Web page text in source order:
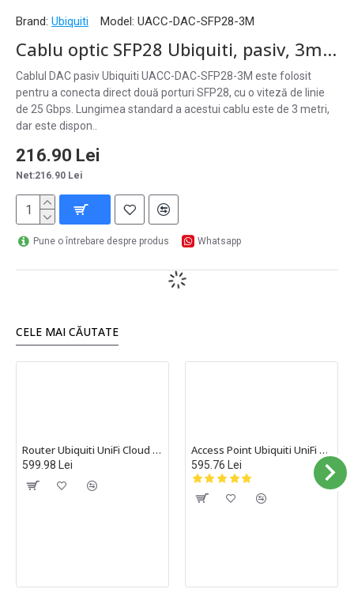
Brand: Ubiquiti Model: UACC-DAC-SFP28-3M
Cablu optic SFP28 Ubiquiti, pasiv, 3m, negru - UACC-DAC-SFP28-3M
Cablul DAC pasiv Ubiquiti UACC-DAC-SFP28-3M este folosit
pentru a conecta direct două porturi SFP28, cu o viteză de linie
de 25 Gbps. Lungimea standard a acestui cablu este de 3 metri,
dar este dispon..
216.90 Lei
Net:216.90 Lei
Pune o întrebare despre produs Whatsapp
CELE MAI CĂUTATE
Router Ubiquiti UniFi Cloud Gateway IDS/IPS, Multi-WAN, Cloud Gateway Ultra - UCG-Ultra
599.98 Lei
Access Point Ubiquiti UniFi Wi-Fi 6, Gigabit, Standard WiFi: 802.11 a/b/g/n/ac/ax, U6-PLUS
595.76 Lei